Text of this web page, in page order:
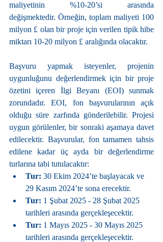
maliyetinin %10-20’si arasında
değişmektedir. Örneğin, toplam maliyeti 100
milyon £ olan bir proje için verilen tipik hibe
miktarı 10-20 milyon £ aralığında olacaktır.
Başvuru yapmak isteyenler, projenin
uygunluğunu değerlendirmek için bir proje
özetini içeren İlgi Beyanı (EOI) sunmak
zorundadır. EOI, fon başvurularının açık
olduğu süre zarfında gönderilebilir. Projesi
uygun görülenler, bir sonraki aşamaya davet
edilecektir. Başvurular, fon tamamen tahsis
edilene kadar üç ayda bir değerlendirme
turlarına tabi tutulacaktır:
Tur: 30 Ekim 2024’te başlayacak ve
29 Kasım 2024’te sona erecektir.
Tur: 1 Şubat 2025 - 28 Şubat 2025
tarihleri arasında gerçekleşecektir.
Tur: 1 Mayıs 2025 - 30 Mayıs 2025
tarihleri arasında gerçekleşecektir.